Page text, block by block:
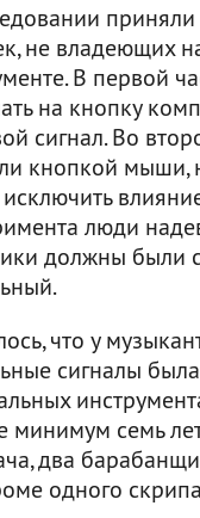
не владеющих
В первой
на кнопку
сигнал. Во
кнопкой мыши,
люди
должны были
что у
сигналы
минимум семь
два
одного